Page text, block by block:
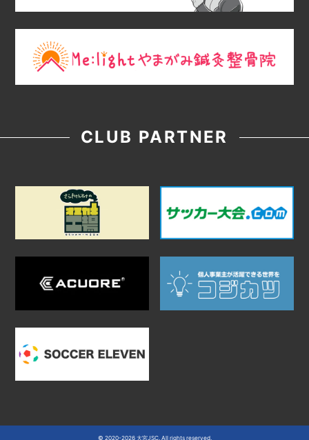
CLUB PARTNER
© 2020-2026 大宮JSC. All rights reserved.